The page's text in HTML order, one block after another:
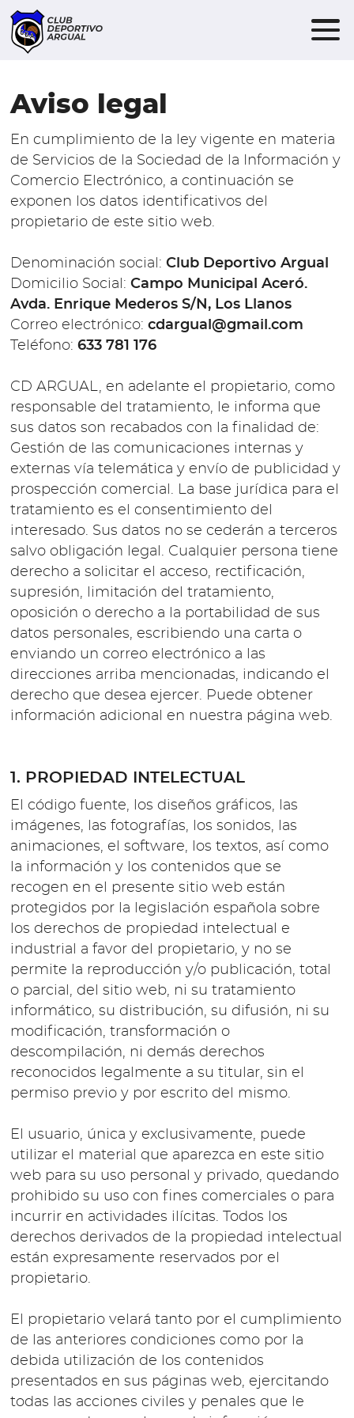
Aviso legal
En cumplimiento de la ley vigente en materia
de Servicios de la Sociedad de la Información y
Comercio Electrónico, a continuación se
exponen los datos identificativos del
propietario de este sitio web.
Denominación social:Club Deportivo Argual
Domicilio Social:Campo Municipal Aceró.
Avda. Enrique Mederos S/N, Los Llanos
Correo electrónico:cdargual@gmail.com
Teléfono:633 781 176
CD ARGUAL, en adelante el propietario, como
responsable del tratamiento, le informa que
sus datos son recabados con la finalidad de:
Gestión de las comunicaciones internas y
externas vía telemática y envío de publicidad y
prospección comercial. La base jurídica para el
tratamiento es el consentimiento del
interesado. Sus datos no se cederán a terceros
salvo obligación legal. Cualquier persona tiene
derecho a solicitar el acceso, rectificación,
supresión, limitación del tratamiento,
oposición o derecho a la portabilidad de sus
datos personales, escribiendo una carta o
enviando un correo electrónico a las
direcciones arriba mencionadas, indicando el
derecho que desea ejercer. Puede obtener
información adicional en nuestra página web.
1. PROPIEDAD INTELECTUAL
El código fuente, los diseños gráficos, las
imágenes, las fotografías, los sonidos, las
animaciones, el software, los textos, así como
la información y los contenidos que se
recogen en el presente sitio web están
protegidos por la legislación española sobre
los derechos de propiedad intelectual e
industrial a favor del propietario, y no se
permite la reproducción y/o publicación, total
o parcial, del sitio web, ni su tratamiento
informático, su distribución, su difusión, ni su
modificación, transformación o
descompilación, ni demás derechos
reconocidos legalmente a su titular, sin el
permiso previo y por escrito del mismo.
El usuario, única y exclusivamente, puede
utilizar el material que aparezca en este sitio
web para su uso personal y privado, quedando
prohibido su uso con fines comerciales o para
incurrir en actividades ilícitas. Todos los
derechos derivados de la propiedad intelectual
están expresamente reservados por el
propietario.
El propietario velará tanto por el cumplimiento
de las anteriores condiciones como por la
debida utilización de los contenidos
presentados en sus páginas web, ejercitando
todas las acciones civiles y penales que le